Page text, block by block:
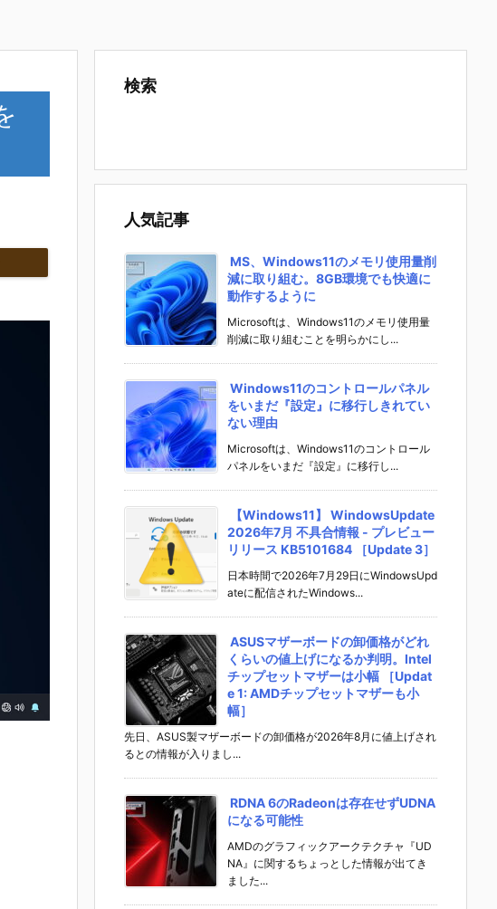
検索
人気記事
MS、Windows11のメモリ使用量削
減に取り組む。8GB環境でも快適に
動作するように
Microsoftは、Windows11のメモリ使用量
削減に取り組むことを明らかにし...
Windows11のコントロールパネル
をいまだ『設定』に移行しきれてい
ない理由
Microsoftは、Windows11のコントロール
パネルをいまだ『設定』に移行し...
【Windows11】 WindowsUpdate
2026年7月 不具合情報 - プレビュー
リリース KB5101684 ［Update 3］
日本時間で2026年7月29日にWindowsUpd
ateに配信されたWindows...
ASUSマザーボードの卸価格がどれ
くらいの値上げになるか判明。Intel
チップセットマザーは小幅 ［Updat
e 1: AMDチップセットマザーも小
幅］
先日、ASUS製マザーボードの卸価格が2026年8月に値上げされ
るとの情報が入りまし...
RDNA 6のRadeonは存在せずUDNA
になる可能性
AMDのグラフィックアークテクチャ『UD
NA』に関するちょっとした情報が出てき
ました...